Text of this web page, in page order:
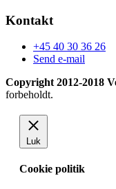
Kontakt
+45 40 30 36 26
Send e-mail
Copyright 2012-2018
forbeholdt.
Luk
Cookie politik